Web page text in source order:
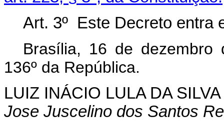
Art. 3º Este Decreto entra
Brasília, 16 de dezembro
136º da República.
LUIZ INÁCIO LULA DA SILVA
Jose Juscelino dos Santos